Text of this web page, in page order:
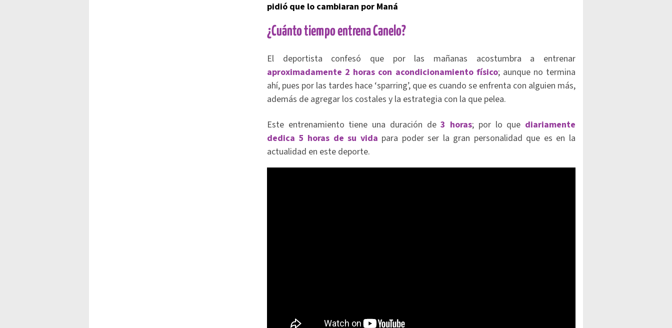
pidió que lo cambiaran por Maná
¿Cuánto tiempo entrena Canelo?
El deportista confesó que por las mañanas acostumbra a entrenar
aproximadamente 2 horas con acondicionamiento físico; aunque no termina
ahí, pues por las tardes hace ‘sparring’, que es cuando se enfrenta con alguien más,
además de agregar los costales y la estrategia con la que pelea.
Este entrenamiento tiene una duración de3 horas; por lo que diariamente
dedica 5 horas de su vida para poder ser la gran personalidad que es en la
actualidad en este deporte.